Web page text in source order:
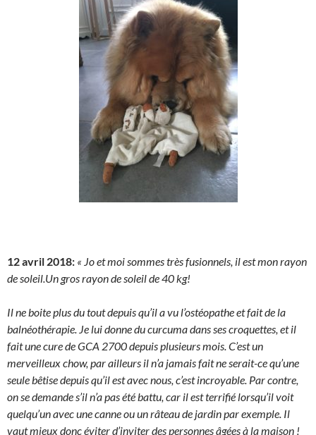
12 avril 2018: « Jo et moi sommes très fusionnels, il est mon rayon
de soleil.Un gros rayon de soleil de 40 kg!
Il ne boite plus du tout depuis qu’il a vu l’ostéopathe et fait de la
balnéothérapie. Je lui donne du curcuma dans ses croquettes, et il
fait une cure de GCA 2700 depuis plusieurs mois. C’est un
merveilleux chow, par ailleurs il n’a jamais fait ne serait-ce qu’une
seule bêtise depuis qu’il est avec nous, c’est incroyable. Par contre,
on se demande s’il n’a pas été battu, car il est terrifié lorsqu’il voit
quelqu’un avec une canne ou un râteau de jardin par exemple. Il
vaut mieux donc éviter d’inviter des personnes âgées à la maison !